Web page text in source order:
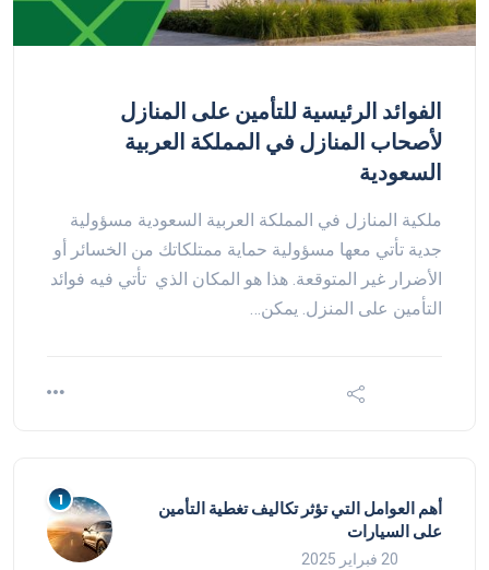
الفوائد الرئيسية للتأمين على المنازل
لأصحاب المنازل في المملكة العربية
السعودية
ملكية المنازل في المملكة العربية السعودية مسؤولية
جدية تأتي معها مسؤولية حماية ممتلكاتك من الخسائر أو
الأضرار غير المتوقعة. هذا هو المكان الذي تأتي فيه فوائد
التأمين على المنزل. يمكن…
أهم العوامل التي تؤثر تكاليف تغطية التأمين
على السيارات
20 فبراير 2025